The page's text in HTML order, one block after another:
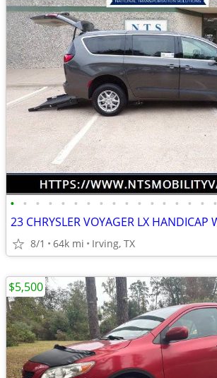
• • • • • • • • • • • • • • • • •
8/1 64k mi Irving, TX
$5,500